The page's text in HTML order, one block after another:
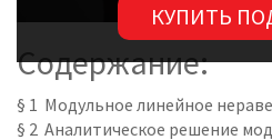
КУПИТЬ
Содержание:
§ 1 Модульное линейное
§ 2 Аналитическое решение